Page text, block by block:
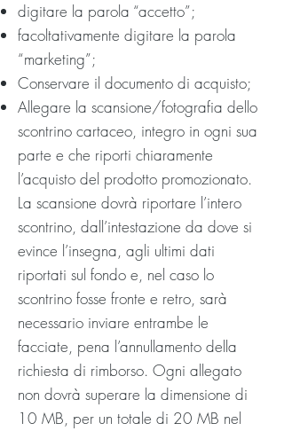
digitare la parola “accetto”;
facoltativamente digitare la parola
“marketing”;
Conservare il documento di acquisto;
Allegare la scansione/fotografia dello
scontrino cartaceo, integro in ogni sua
parte e che riporti chiaramente
l’acquisto del prodotto promozionato.
La scansione dovrà riportare l’intero
scontrino, dall’intestazione da dove si
evince l’insegna, agli ultimi dati
riportati sul fondo e, nel caso lo
scontrino fosse fronte e retro, sarà
necessario inviare entrambe le
facciate, pena l’annullamento della
richiesta di rimborso. Ogni allegato
non dovrà superare la dimensione di
10 MB, per un totale di 20 MB nel